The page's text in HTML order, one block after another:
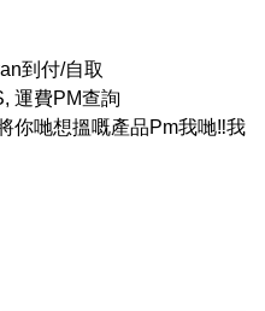
到付/自取
運費PM查詢
你哋想搵嘅產品Pm我哋‼我